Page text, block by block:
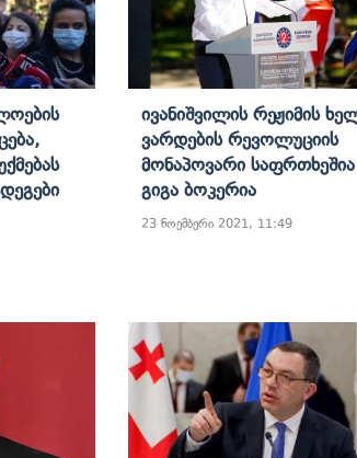
Ივანიშვილის Რეჟიმის
Ვარდების Რევოლუციის
Მონაპოვარი
Გიგა Ბოკერია
23 ნოემბერი 2021, 11:49